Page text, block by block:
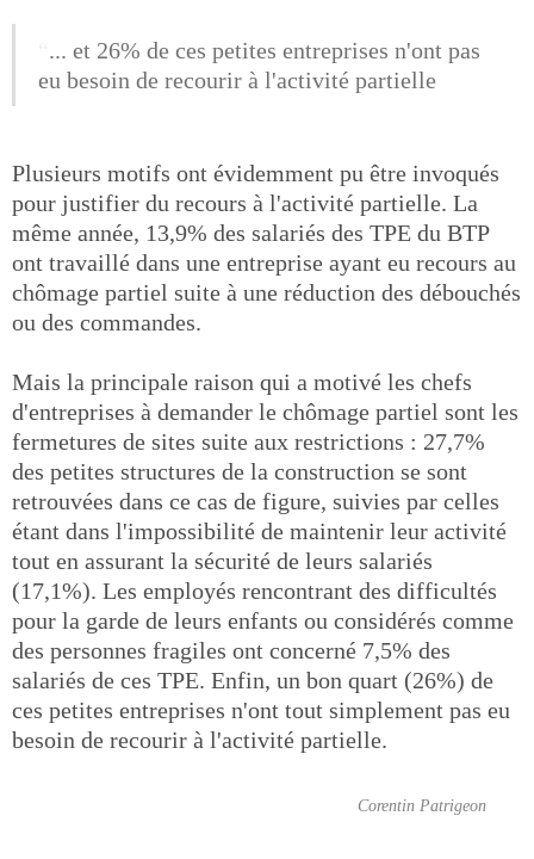
... et 26% de ces petites entreprises n'ont pas
eu besoin de recourir à l'activité partielle
Plusieurs motifs ont évidemment pu être invoqués
pour justifier du recours à l'activité partielle. La
même année, 13,9% des salariés des TPE du BTP
ont travaillé dans une entreprise ayant eu recours au
chômage partiel suite à une réduction des débouchés
ou des commandes.
Mais la principale raison qui a motivé les chefs
d'entreprises à demander le chômage partiel sont les
fermetures de sites suite aux restrictions : 27,7%
des petites structures de la construction se sont
retrouvées dans ce cas de figure, suivies par celles
étant dans l'impossibilité de maintenir leur activité
tout en assurant la sécurité de leurs salariés
(17,1%). Les employés rencontrant des difficultés
pour la garde de leurs enfants ou considérés comme
des personnes fragiles ont concerné 7,5% des
salariés de ces TPE. Enfin, un bon quart (26%) de
ces petites entreprises n'ont tout simplement pas eu
besoin de recourir à l'activité partielle.
Corentin Patrigeon